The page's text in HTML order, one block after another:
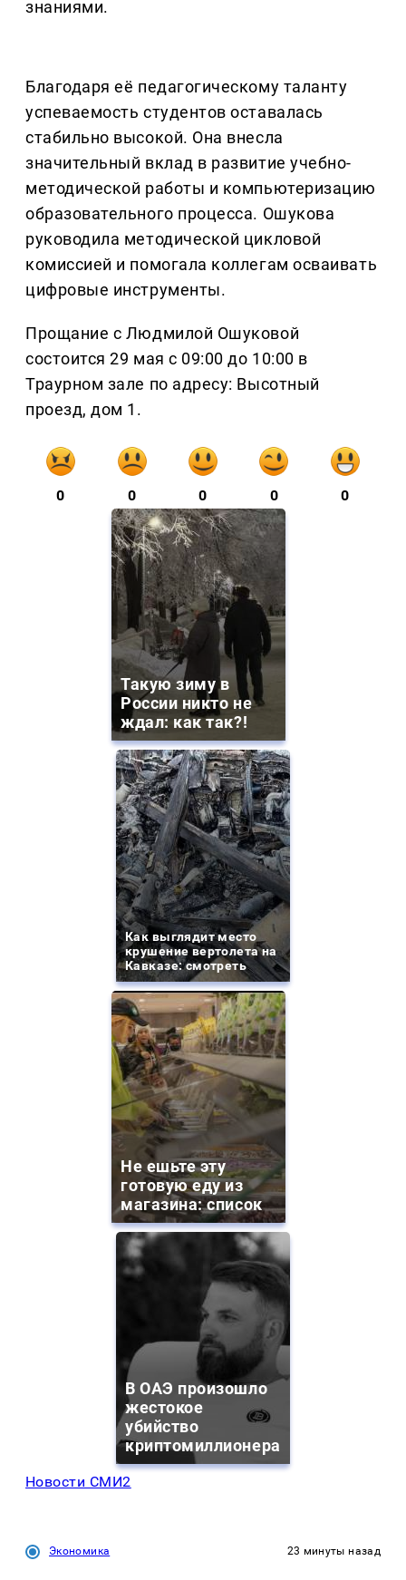
знаниями.
Благодаря её педагогическому таланту
успеваемость студентов оставалась
стабильно высокой. Она внесла
значительный вклад в развитие учебно-
методической работы и компьютеризацию
образовательного процесса. Ошукова
руководила методической цикловой
комиссией и помогала коллегам осваивать
цифровые инструменты.
Прощание с Людмилой Ошуковой
состоится 29 мая с 09:00 до 10:00 в
Траурном зале по адресу: Высотный
проезд, дом 1.
0 0 0 0 0
Такую зиму в
России никто не
ждал: как так?!
Как выглядит место
крушение вертолета на
Кавказе: смотреть
Не ешьте эту
готовую еду из
магазина: список
В ОАЭ произошло
жестокое
убийство
криптомиллионера
Новости СМИ2
Экономика 23 минуты назад